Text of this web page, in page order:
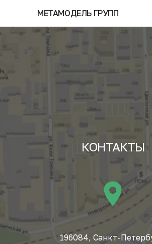
МЕТАМОДЕЛЬ ГРУПП
КОНТАКТЫ
196084, Санкт-